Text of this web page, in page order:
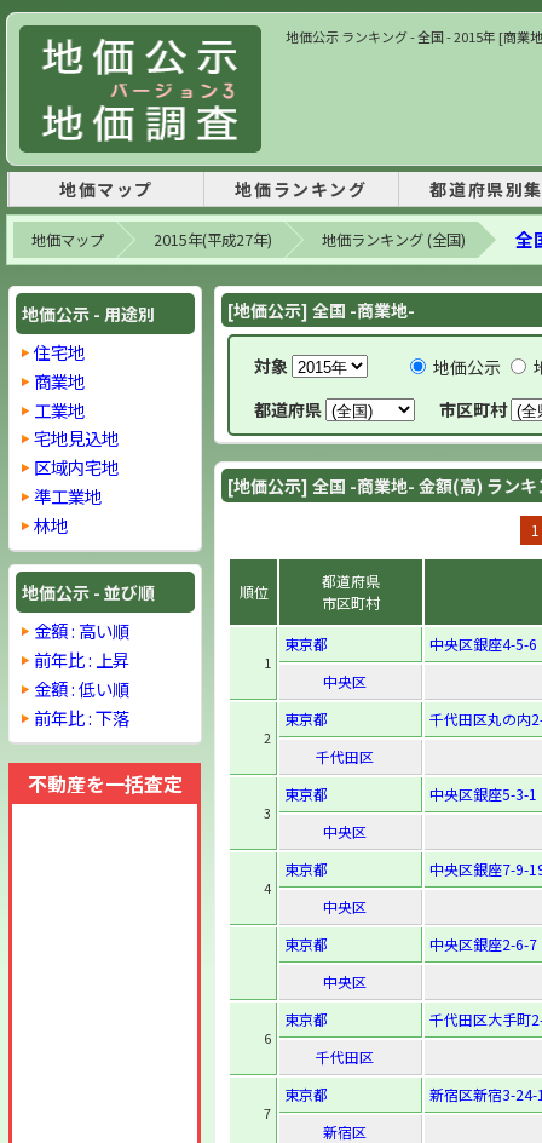
地価公示 ランキング - 全国 - 2015年 [商業
地価マップ 地価ランキング 都道府県別
地価マップ 2015年(平成27年) 地価ランキング (全国) 全
地価公示 - 用途別
住宅地
商業地
工業地
宅地見込地
区域内宅地
準工業地
林地
地価公示 - 並び順
金額 : 高い順
前年比 : 上昇
金額 : 低い順
前年比 : 下落
不動産を一括査定
[地価公示] 全国 -商業地-
対象 地価公示
都道府県
市区町村
[地価公示] 全国 -商業地- 金額(高) ラン
1
順位
都道府県
市区町村
1
東京都
中央区銀座4-5-6
中央区
2
東京都
千代田区丸の内
千代田区
3
東京都
中央区銀座5-3-1
中央区
4
東京都
中央区銀座7-9-
中央区
東京都
中央区銀座2-6-7
中央区
6
東京都
千代田区大手町
千代田区
7
東京都
新宿区新宿3-24-
新宿区